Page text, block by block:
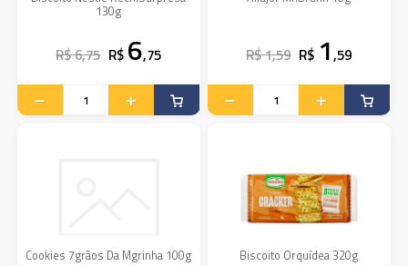
130g
R$ 6,75 R$ 6,75 R$ 1,59 R$ 1,59
Cookies 7grãos Da Mgrinha 100g Biscoito Orquídea 320g